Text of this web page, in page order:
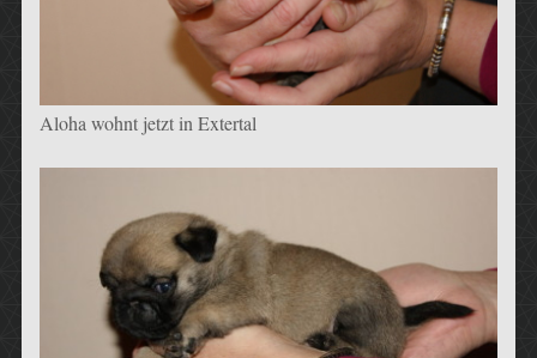
Aloha wohnt jetzt in Extertal